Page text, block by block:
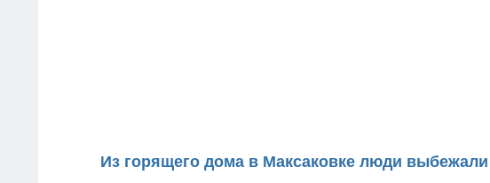
Из горящего дома в Максаковке люди